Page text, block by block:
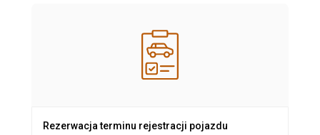
Rezerwacja terminu rejestracji pojazdu